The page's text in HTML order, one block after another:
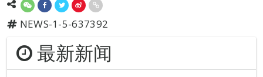
NEWS-1-5-637392
最新新闻